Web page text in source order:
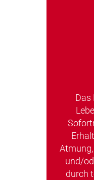
Das
und/
durch